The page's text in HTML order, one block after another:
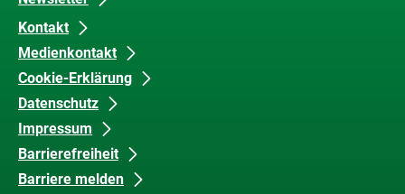
Kontakt
Medienkontakt
Cookie-Erklärung
Datenschutz
Impressum
Barrierefreiheit
Barriere melden